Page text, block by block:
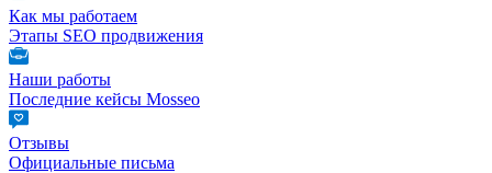
Как мы работаем
Этапы SEO продвижения
Наши работы
Последние кейсы Mosseo
Отзывы
Официальные письма